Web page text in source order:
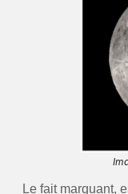
Le fait marquant,